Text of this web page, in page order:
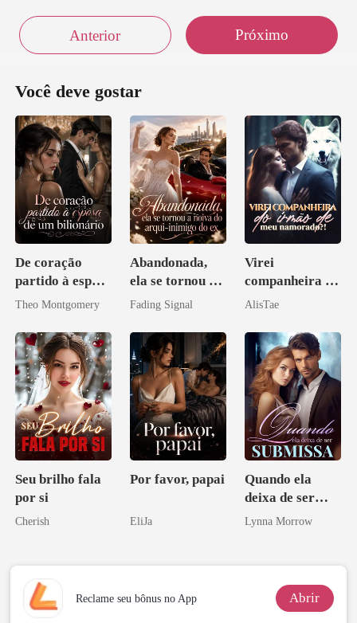
Anterior Próximo
Você deve gostar
De coração
partido à esposa
de um bilionário
Theo Montgomery
Abandonada,
ela se tornou a
noiva do arqui-
Fading Signal
Virei
companheira do
irmão de meu
AlisTae
Seu brilho fala
por si
Cherish
Por favor, papai
EliJa
Quando ela
deixa de ser
submissa
Lynna Morrow
Reclame seu bônus no App Abrir